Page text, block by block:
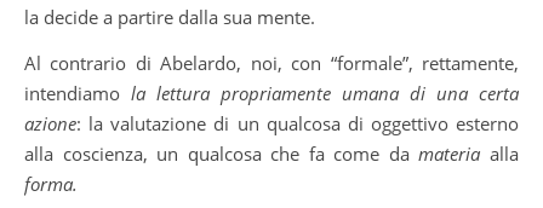
la decide a partire dalla sua mente.
Al contrario di Abelardo, noi, con “formale”, rettamente,
intendiamo la lettura propriamente umana di una certa
azione: la valutazione di un qualcosa di oggettivo esterno
alla coscienza, un qualcosa che fa come damateria alla
forma.